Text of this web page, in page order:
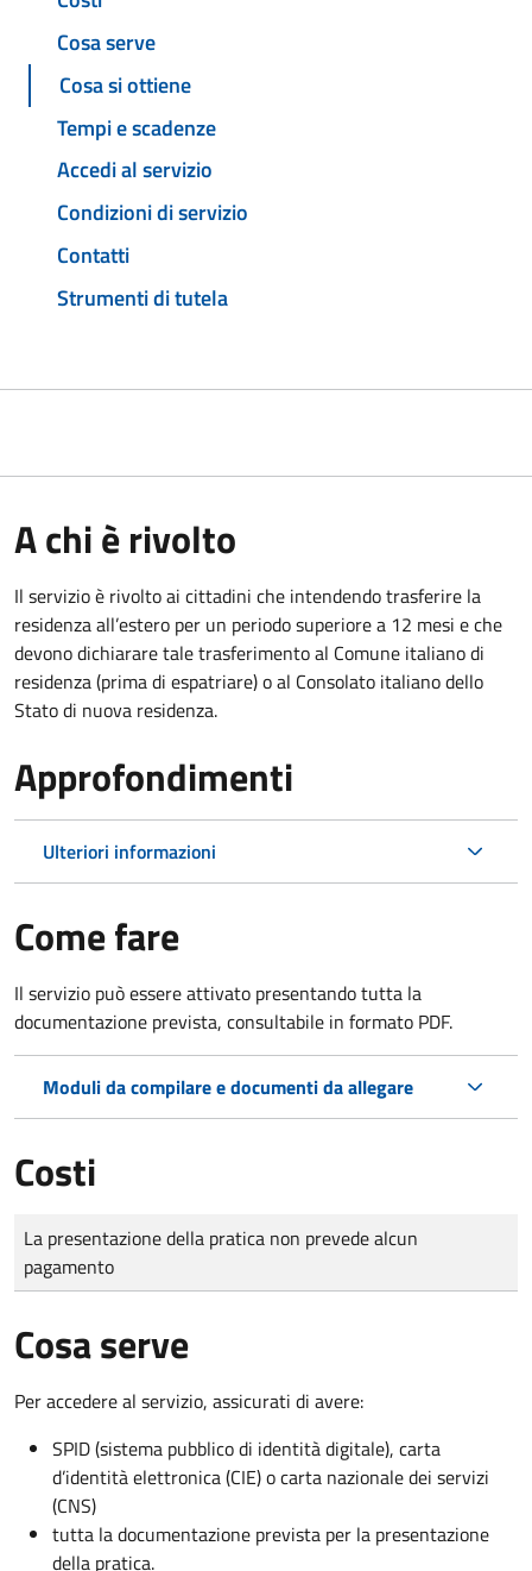
Cosa serve
Cosa si ottiene
Tempi e scadenze
Accedi al servizio
Condizioni di servizio
Contatti
Strumenti di tutela
A chi è rivolto
Il servizio è rivolto ai cittadini che intendendo trasferire la
residenza all’estero per un periodo superiore a 12 mesi e che
devono dichiarare tale trasferimento al Comune italiano di
residenza (prima di espatriare) o al Consolato italiano dello
Stato di nuova residenza.
Approfondimenti
Ulteriori informazioni
Come fare
Il servizio può essere attivato presentando tutta la
documentazione prevista, consultabile in formato PDF.
Moduli da compilare e documenti da allegare
Costi
Tipo di pagamento
Importo
La presentazione della pratica non prevede alcun
pagamento
Cosa serve
Per accedere al servizio, assicurati di avere:
SPID (sistema pubblico di identità digitale), carta
d’identità elettronica (CIE) o carta nazionale dei servizi
(CNS)
tutta la documentazione prevista per la presentazione
della pratica.